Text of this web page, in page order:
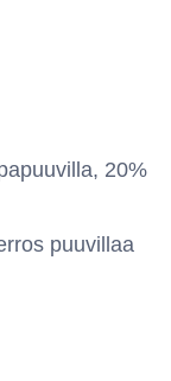
20%
puuvillaa